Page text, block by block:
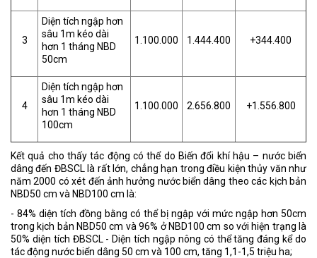
3
Diện tích ngập hơn
sâu 1m kéo dài
hơn 1 tháng NBD
50cm
1.100.000 1.444.400 +344.400
4
Diện tích ngập hơn
sâu 1m kéo dài
hơn 1 tháng NBD
100cm
1.100.000 2.656.800 +1.556.800
Kết quả cho thấy tác động có thể do Biến đổi khí hậu – nước biển
dâng đến ĐBSCL là rất lớn, chẳng hạn trong điều kiện thủy văn như
năm 2000 có xét đến ảnh hưởng nước biển dâng theo các kịch bản
NBD50 cm và NBD100 cm là:
- 84% diện tích đồng bằng có thể bị ngập với mức ngập hơn 50cm
trong kịch bản NBD50 cm và 96% ở NBD100 cm so với hiện trạng là
50% diện tích ĐBSCL - Diện tích ngập nông có thể tăng đáng kể do
tác động nước biển dâng 50 cm và 100 cm, tăng 1,1-1,5 triệu ha;